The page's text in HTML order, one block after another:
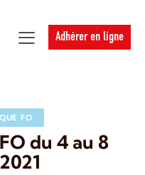
Adhérer en ligne
FO
du 4 au 8